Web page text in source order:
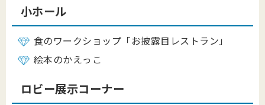
小ホール
食のワークショップ「お披露目レストラン」
絵本のかえっこ
ロビー展示コーナー